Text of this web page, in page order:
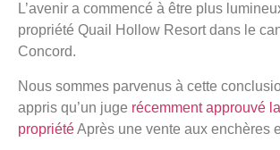
L’avenir a commencé à être plus
propriété Quail Hollow Resort dans le
Concord.
Nous sommes parvenus à cette
appris qu’un juge récemment approuvé
propriétéAprès une vente aux enchères